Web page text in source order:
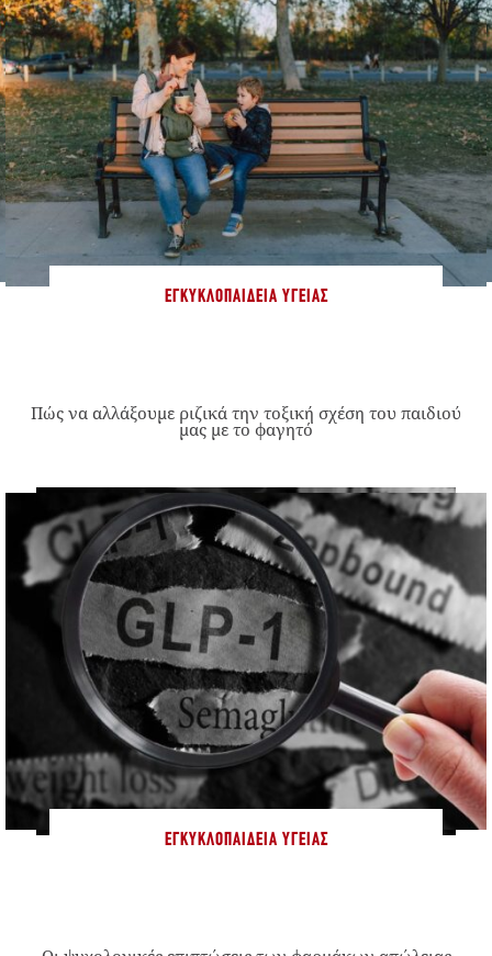
ΕΓΚΥΚΛΟΠΑΊΔΕΙΑ ΥΓΕΊΑΣ
Πώς να αλλάξουμε ριζικά την τοξική σχέση του παιδιού
μας με το φαγητό
ΕΓΚΥΚΛΟΠΑΊΔΕΙΑ ΥΓΕΊΑΣ